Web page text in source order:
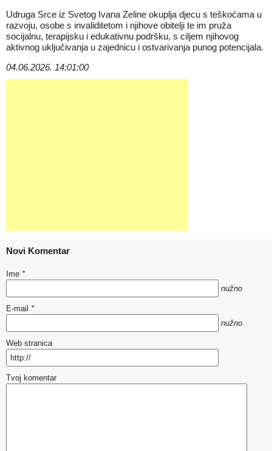
Udruga Srce iz Svetog Ivana Zeline okuplja djecu s teškoćama u
razvoju, osobe s invaliditetom i njihove obitelji te im pruža
socijalnu, terapijsku i edukativnu podršku, s ciljem njihovog
aktivnog uključivanja u zajednicu i ostvarivanja punog potencijala.
04.06.2026. 14:01:00
Novi Komentar
Ime *
nužno
E-mail *
nužno
Web stranica
Tvoj komentar